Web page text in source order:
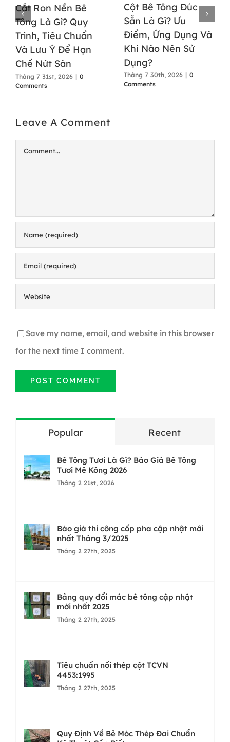
Cắt Ron Nền Bê
Tông Là Gì? Quy
Trình, Tiêu Chuẩn
Và Lưu Ý Để Hạn
Chế Nứt Sàn
Tháng 7 31st, 2026 | 0
Comments
Cột Bê Tông Đúc
Sẵn Là Gì? Ưu
Điểm, Ứng Dụng Và
Khi Nào Nên Sử
Dụng?
Tháng 7 30th, 2026 | 0
Comments
Leave A Comment
Comment
Save my name, email, and website in this browser
for the next time I comment.
Popular Recent
Bê Tông Tươi Là Gì? Báo Giá Bê Tông
Tươi Mê Kông 2026
Tháng 2 21st, 2026
Báo giá thi công cốp pha cập nhật mới
nhất Tháng 3/2025
Tháng 2 27th, 2025
Bảng quy đổi mác bê tông cập nhật
mới nhất 2025
Tháng 2 27th, 2025
Tiêu chuẩn nối thép cột TCVN
4453:1995
Tháng 2 27th, 2025
Quy Định Về Bẻ Móc Thép Đai Chuẩn